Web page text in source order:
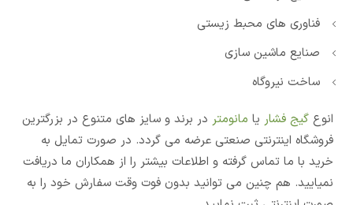
فناوری های محبط زیستی
صنایع ماشین سازی
ساخت نیروگاه
انوع گیج فشار یا مانومتر در برند و سایز های متنوع در بزرگترین
فروشگاه اینترنتی صنعتی عرضه می گردد. در صورت تمایل به
خرید با ما تماس گرفته و اطلاعات بیشتر را از همکاران ما دریافت
نمیایید. هم چنین می توانید بدون فوت وقت سفارش خود را به